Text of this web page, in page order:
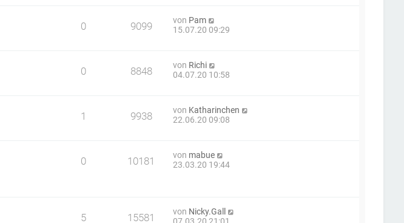
0 9099 von Pam
15.07.20 09:29
0 8848 von Richi
04.07.20 10:58
1 9938 von Katharinchen
22.06.20 09:08
0 10181 von mabue
23.03.20 19:44
5 15581 von Nicky.Gall